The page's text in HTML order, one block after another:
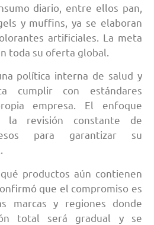
diario, entre ellos pan,
y muffins, ya se elaboran
artificiales. La meta
toda su oferta global.
política interna de salud y
cumplir con estándares
empresa. El enfoque
la revisión constante de
para garantizar su
productos aún contienen
que el compromiso es
marcas y regiones donde
total será gradual y se